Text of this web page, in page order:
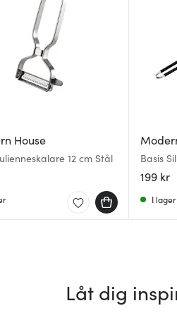
House
12 cm Stål Basis
199 kr
I lager
Låt dig